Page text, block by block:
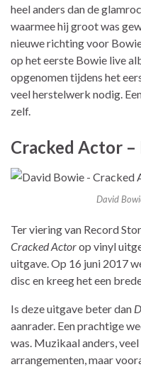
heel anders dan de
waarmee hij groot was
nieuwe richting voor
op het eerste Bowie live
opgenomen tijdens het
veel herstelwerk nodig.
zelf.
Cracked Actor
David
Ter viering van Record
Cracked Actorop vinyl
uitgave. Op 16 juni 2017
disc en kreeg het een
Is deze uitgave beter dan
aanrader. Een prachtige
was. Muzikaal anders,
arrangementen, maar